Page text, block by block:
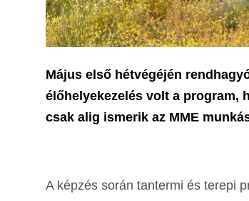
Május első hétvégéjén
élőhelyekezelés volt a program,
csak alig ismerik az MME
A képzés során tantermi és terepi